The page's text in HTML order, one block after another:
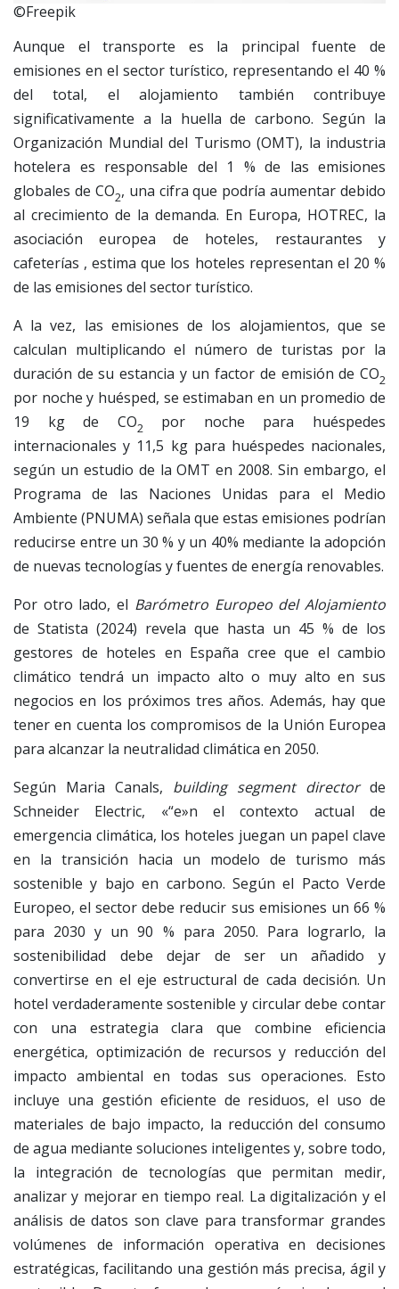
©Freepik
Aunque el transporte es la principal fuente de
emisiones en el sector turístico, representando el 40 %
del total, el alojamiento también contribuye
significativamente a la huella de carbono. Según la
Organización Mundial del Turismo (OMT), la industria
hotelera es responsable del 1 % de las emisiones
globales de CO2, una cifra que podría aumentar debido
al crecimiento de la demanda. En Europa, HOTREC, la
asociación europea de hoteles, restaurantes y
cafeterías , estima que los hoteles representan el 20 %
de las emisiones del sector turístico.
A la vez, las emisiones de los alojamientos, que se
calculan multiplicando el número de turistas por la
duración de su estancia y un factor de emisión de CO2
por noche y huésped, se estimaban en un promedio de
19 kg de CO2
por noche para huéspedes
internacionales y 11,5 kg para huéspedes nacionales,
según un estudio de la OMT en 2008. Sin embargo, el
Programa de las Naciones Unidas para el Medio
Ambiente (PNUMA) señala que estas emisiones podrían
reducirse entre un 30 % y un 40% mediante la adopción
de nuevas tecnologías y fuentes de energía renovables.
Por otro lado, el Barómetro Europeo del Alojamiento
de Statista (2024) revela que hasta un 45 % de los
gestores de hoteles en España cree que el cambio
climático tendrá un impacto alto o muy alto en sus
negocios en los próximos tres años. Además, hay que
tener en cuenta los compromisos de la Unión Europea
para alcanzar la neutralidad climática en 2050.
Según Maria Canals, building segment directorde
Schneider Electric, «“e»n el contexto actual de
emergencia climática, los hoteles juegan un papel clave
en la transición hacia un modelo de turismo más
sostenible y bajo en carbono. Según el Pacto Verde
Europeo, el sector debe reducir sus emisiones un 66 %
para 2030 y un 90 % para 2050. Para lograrlo, la
sostenibilidad debe dejar de ser un añadido y
convertirse en el eje estructural de cada decisión. Un
hotel verdaderamente sostenible y circular debe contar
con una estrategia clara que combine eficiencia
energética, optimización de recursos y reducción del
impacto ambiental en todas sus operaciones. Esto
incluye una gestión eficiente de residuos, el uso de
materiales de bajo impacto, la reducción del consumo
de agua mediante soluciones inteligentes y, sobre todo,
la integración de tecnologías que permitan medir,
analizar y mejorar en tiempo real. La digitalización y el
análisis de datos son clave para transformar grandes
volúmenes de información operativa en decisiones
estratégicas, facilitando una gestión más precisa, ágil y